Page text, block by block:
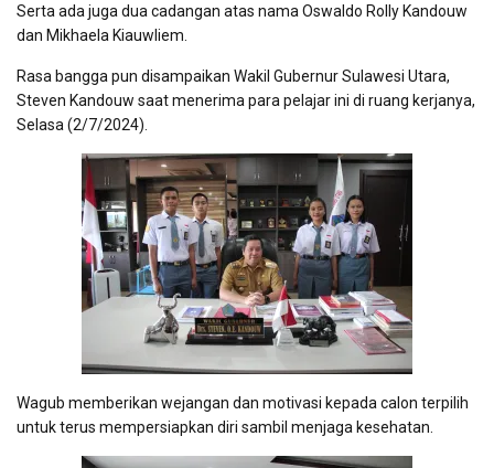
Serta ada juga dua cadangan atas nama Oswaldo Rolly Kandouw
dan Mikhaela Kiauwliem.
Rasa bangga pun disampaikan Wakil Gubernur Sulawesi Utara,
Steven Kandouw saat menerima para pelajar ini di ruang kerjanya,
Selasa (2/7/2024).
Wagub memberikan wejangan dan motivasi kepada calon terpilih
untuk terus mempersiapkan diri sambil menjaga kesehatan.